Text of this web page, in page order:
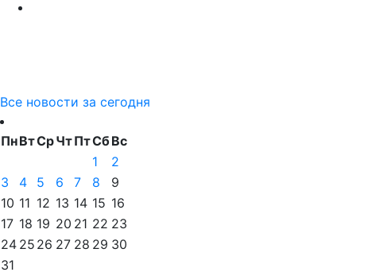
Все новости за сегодня
ПнВтСрЧтПтСбВс
1
2
3
4 5 6 7 8
9
10 11 12 13 14 15 16
17 18 19 20 21 22 23
24 25 26 27 28 29 30
31